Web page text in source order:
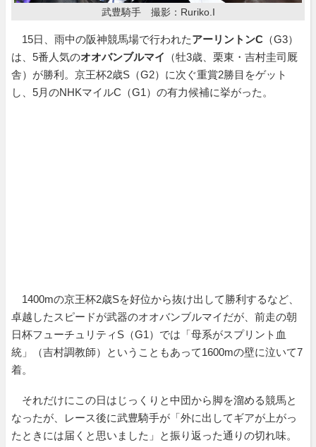
武豊騎手 撮影：Ruriko.I
15日、雨中の阪神競馬場で行われたアーリントンC （G3）
は、5番人気のオオバンブルマイ
（牡3歳、栗東・吉村圭司厩
舎）が勝利。京王杯2歳S（G2）に次ぐ重賞2勝目をゲット
し、5月のNHKマイルC（G1）の有力候補に挙がった。
1400mの京王杯2歳Sを好位から抜け出して勝利するなど、
卓越したスピードが武器のオオバンブルマイだが、前走の朝
日杯フューチュリティS（G1）では「母系がスプリント血
統」（吉村調教師）ということもあって1600mの壁に泣いて7
着。
それだけにこの日はじっくりと中団から脚を溜める競馬と
なったが、レース後に武豊騎手が「外に出してギアが上がっ
たときには届くと思いました」と振り返った通りの切れ味。